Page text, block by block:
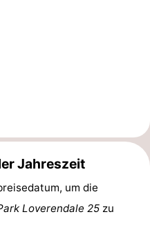
Jahreszeit
um die
Loverendale 25 zu